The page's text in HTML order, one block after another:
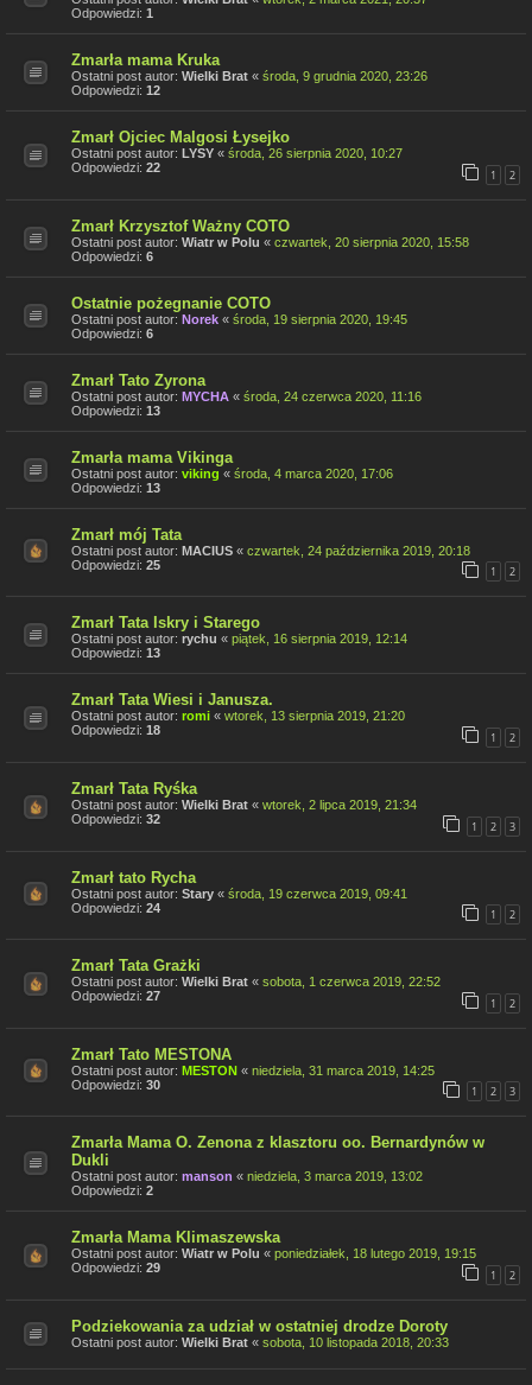
Odpowiedzi: 1
Zmarła mama Kruka
Ostatni post autor: Wielki Brat « środa, 9 grudnia 2020, 23:26
Odpowiedzi: 12
Zmarł Ojciec Malgosi Łysejko
Ostatni post autor: LYSY « środa, 26 sierpnia 2020, 10:27
Odpowiedzi: 22 1 2
Zmarł Krzysztof Ważny COTO
Ostatni post autor: Wiatr w Polu « czwartek, 20 sierpnia 2020, 15:58
Odpowiedzi: 6
Ostatnie pożegnanie COTO
Ostatni post autor: Norek « środa, 19 sierpnia 2020, 19:45
Odpowiedzi: 6
Zmarł Tato Zyrona
Ostatni post autor: MYCHA « środa, 24 czerwca 2020, 11:16
Odpowiedzi: 13
Zmarła mama Vikinga
Ostatni post autor: viking « środa, 4 marca 2020, 17:06
Odpowiedzi: 13
Zmarł mój Tata
Ostatni post autor: MACIUS « czwartek, 24 października 2019, 20:18
Odpowiedzi: 25 1 2
Zmarł Tata Iskry i Starego
Ostatni post autor: rychu « piątek, 16 sierpnia 2019, 12:14
Odpowiedzi: 13
Zmarł Tata Wiesi i Janusza.
Ostatni post autor: romi « wtorek, 13 sierpnia 2019, 21:20
Odpowiedzi: 18 1 2
Zmarł Tata Ryśka
Ostatni post autor: Wielki Brat « wtorek, 2 lipca 2019, 21:34
Odpowiedzi: 32 1 2 3
Zmarł tato Rycha
Ostatni post autor: Stary « środa, 19 czerwca 2019, 09:41
Odpowiedzi: 24 1 2
Zmarł Tata Grażki
Ostatni post autor: Wielki Brat « sobota, 1 czerwca 2019, 22:52
Odpowiedzi: 27 1 2
Zmarł Tato MESTONA
Ostatni post autor: MESTON « niedziela, 31 marca 2019, 14:25
Odpowiedzi: 30 1 2 3
Zmarła Mama O. Zenona z klasztoru oo. Bernardynów w
Dukli
Ostatni post autor: manson « niedziela, 3 marca 2019, 13:02
Odpowiedzi: 2
Zmarła Mama Klimaszewska
Ostatni post autor: Wiatr w Polu « poniedziałek, 18 lutego 2019, 19:15
Odpowiedzi: 29 1 2
Podziekowania za udział w ostatniej drodze Doroty
Ostatni post autor: Wielki Brat « sobota, 10 listopada 2018, 20:33